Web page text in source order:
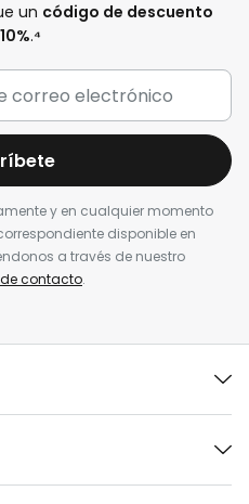
un código de descuento
.⁴
y en cualquier momento
disponible en
a través de nuestro
contacto.